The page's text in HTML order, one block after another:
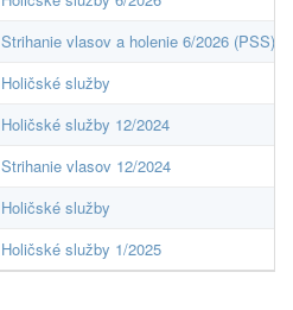
Strihanie vlasov a holenie 6/2026 (PSS)
Holičské služby
Holičské služby 12/2024
Strihanie vlasov 12/2024
Holičské služby
Holičské služby 1/2025